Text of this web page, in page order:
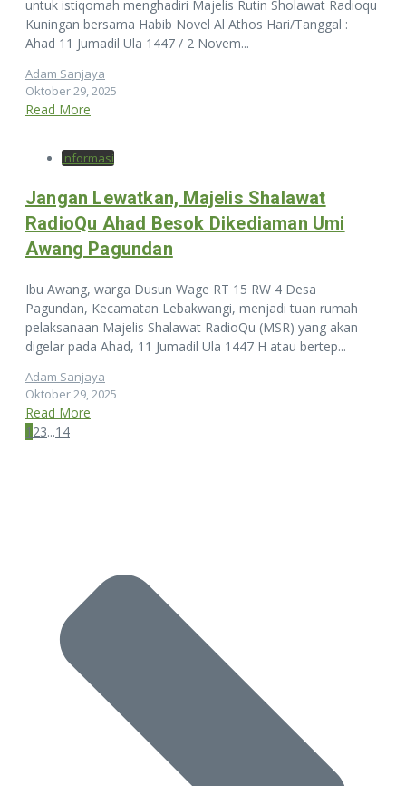
untuk istiqomah menghadiri Majelis Rutin Sholawat Radioqu
Kuningan bersama Habib Novel Al Athos Hari/Tanggal :
Ahad 11 Jumadil Ula 1447 / 2 Novem...
Adam Sanjaya
Oktober 29, 2025
Read More
Informasi
Jangan Lewatkan, Majelis Shalawat
RadioQu Ahad Besok Dikediaman Umi
Awang Pagundan
Ibu Awang, warga Dusun Wage RT 15 RW 4 Desa
Pagundan, Kecamatan Lebakwangi, menjadi tuan rumah
pelaksanaan Majelis Shalawat RadioQu (MSR) yang akan
digelar pada Ahad, 11 Jumadil Ula 1447 H atau bertep...
Adam Sanjaya
Oktober 29, 2025
Read More
1 23...14